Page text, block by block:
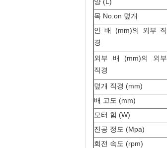
목 No.on 덮개
안 배 (mm)의 외부 직
경
외부 배 (mm)의 외부
직경
덮개 직경 (mm)
배 고도 (mm)
모터 힘 (W)
진공 정도 (Mpa)
회전 속도 (rpm)